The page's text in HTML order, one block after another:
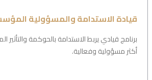
قيادة الاستدامة والمسؤولية
برنامج قيادي يربط الاستدامة بالحوكمة والتأثير
أكثر مسؤولية وفعالية.